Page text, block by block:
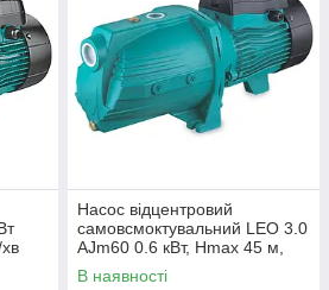
Насос відцентровий
самовсмоктувальний LEO 3.0
AJm60 0.6 кВт, Hmax 45 м,
Qmax 45 л/хв
В наявності